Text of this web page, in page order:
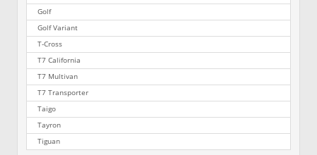
Golf
Golf Variant
T-Cross
T7 California
T7 Multivan
T7 Transporter
Taigo
Tayron
Tiguan